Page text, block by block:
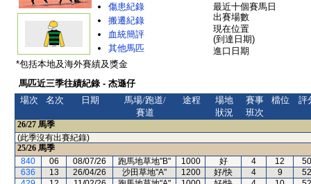
傷患紀錄
搬遷紀錄
血統簡評
其他馬匹
最近十個賽馬日
出賽場數
現在位置
(到達日期)
進口日期
*包括本地及海外賽績及獎金
馬匹近三季往績紀錄 - 杰遜仔
場次
名次 日期
馬場/跑道/
賽道
途程
場地
狀況
賽事
班次
檔位 評
26/27 馬季
(此季沒有出賽紀錄)
25/26 馬季
840
06 08/07/26 跑馬地草地"B" 1000 好 4 12
50
636
13 26/04/26 沙田草地"A" 1200 好/快 4 9
52